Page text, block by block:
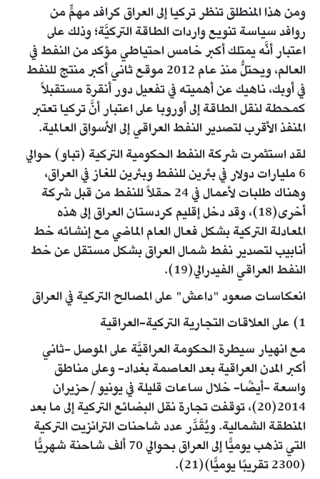
ومن هذا المنطلق تنظر تركيا إلى العراق كرافد مهمٍّ من
روافد سياسة تنويع واردات الطاقة التركيَّة؛ وذلك على
اعتبار أنَّه يمتلك أكبر خامس احتياطي مؤكد من النفط في
العالم، ويحتلُّ منذ عام 2012 موقع ثاني أكبر منتج للنفط
في أوبك، ناهيك عن أهميته في تفعيل دور أنقرة مستقبلاً
كمحطة لنقل الطاقة إلى أوروبا على اعتبار أنَّ تركيا تعتبر
المنفذ الأقرب لتصدير النفط العراقي إلى الأسواق العالمية.
لقد استثمرت شركة النفط الحكومية التركية (تباو) حوالي
6 مليارات دولار في بئرين للنفط وبئرين للغاز في العراق،
وهناك طلبات لأعمال في 24 حقلاً للنفط من قبل شركة
أخرى(18)، وقد دخل إقليم كردستان العراق إلى هذه
المعادلة التركية بشكل فعال العام الماضي مع إنشائه خط
أنابيب لتصدير نفط شمال العراق بشكل مستقل عن خط
النفط العراقي الفيدرالي(19).
انعكاسات صعود "داعش" على المصالح التركية في العراق
1) على العلاقات التجارية التركية-العراقية
مع انهيار سيطرة الحكومة العراقيَّة على الموصل -ثاني
أكبر المدن العراقية بعد العاصمة بغداد- وعلى مناطق
واسعة -أيضًا- خلال ساعات قليلة في يونيو/حزيران
2014(20)، توقفت تجارة نقل البضائع التركية إلى ما بعد
المنطقة الشمالية. ويُقَدَّر عدد شاحنات الترانزيت التركية
التي تذهب يوميًّا إلى العراق بحوالي 70 ألف شاحنة شهريًّا
(2300 تقريبًا يوميًّا)(21).